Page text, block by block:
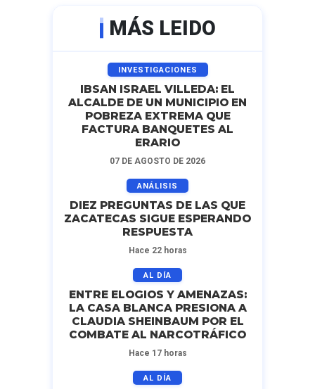
MÁS LEIDO
INVESTIGACIONES
IBSAN ISRAEL VILLEDA: EL
ALCALDE DE UN MUNICIPIO EN
POBREZA EXTREMA QUE
FACTURA BANQUETES AL
ERARIO
07 DE AGOSTO DE 2026
ANÁLISIS
DIEZ PREGUNTAS DE LAS QUE
ZACATECAS SIGUE ESPERANDO
RESPUESTA
Hace 22 horas
AL DÍA
ENTRE ELOGIOS Y AMENAZAS:
LA CASA BLANCA PRESIONA A
CLAUDIA SHEINBAUM POR EL
COMBATE AL NARCOTRÁFICO
Hace 17 horas
AL DÍA